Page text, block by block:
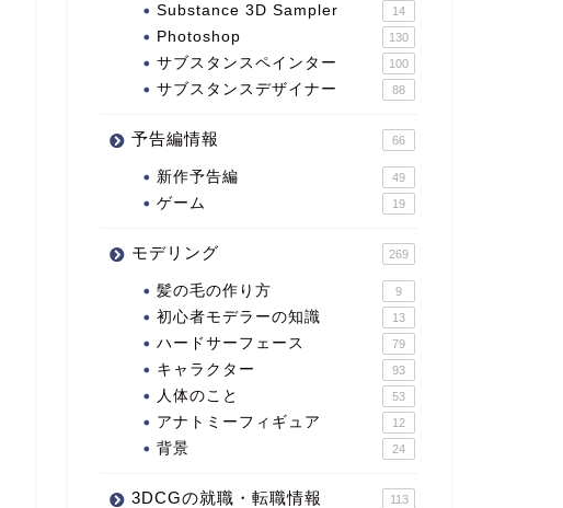
Substance 3D Sampler 14
Photoshop 130
サブスタンスペインター 100
サブスタンスデザイナー 88
予告編情報 66
新作予告編 49
ゲーム 19
モデリング 269
髪の毛の作り方 9
初心者モデラーの知識 13
ハードサーフェース 79
キャラクター 93
人体のこと 53
アナトミーフィギュア 12
背景 24
3DCGの就職・転職情報 113